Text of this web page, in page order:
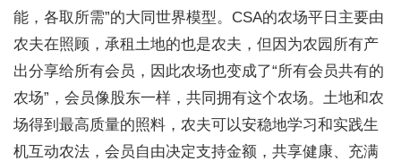
能，各取所需”的大同世界模型。CSA的农场平日主要由
农夫在照顾，承租土地的也是农夫，但因为农园所有产
出分享给所有会员，因此农场也变成了“所有会员共有的
农场”，会员像股东一样，共同拥有这个农场。土地和农
场得到最高质量的照料，农夫可以安稳地学习和实践生
机互动农法，会员自由决定支持金额，共享健康、充满